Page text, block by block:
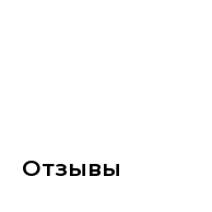
Отзывы